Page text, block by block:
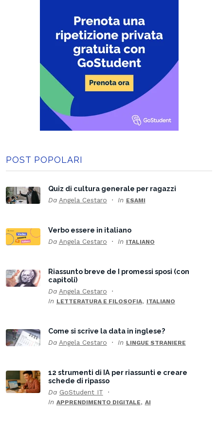
POST POPOLARI
Quiz di cultura generale per ragazzi
Da Angela Cestaro In ESAMI
Verbo essere in italiano
Da Angela Cestaro In ITALIANO
Riassunto breve de I promessi sposi (con
capitoli)
Da Angela Cestaro
In LETTERATURA E FILOSOFIA, ITALIANO
Come si scrive la data in inglese?
Da Angela Cestaro In LINGUE STRANIERE
12 strumenti di IA per riassunti e creare
schede di ripasso
Da GoStudent IT
In APPRENDIMENTO DIGITALE, AI